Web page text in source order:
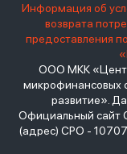
Информация об
возврата
предоставления
ООО МКК
микрофинансовых
развитие».
Официальный сайт
(адрес) СРО -